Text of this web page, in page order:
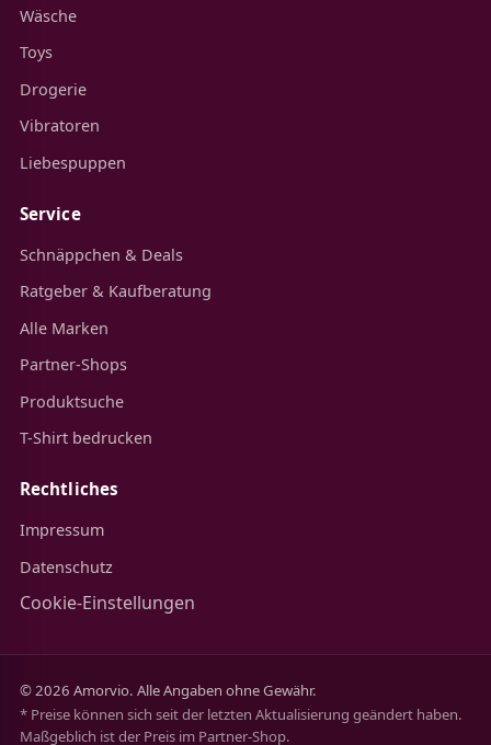
Wäsche
Toys
Drogerie
Vibratoren
Liebespuppen
Service
Schnäppchen & Deals
Ratgeber & Kaufberatung
Alle Marken
Partner-Shops
Produktsuche
T-Shirt bedrucken
Rechtliches
Impressum
Datenschutz
Cookie-Einstellungen
© 2026 Amorvio. Alle Angaben ohne Gewähr.
* Preise können sich seit der letzten Aktualisierung geändert haben.
Maßgeblich ist der Preis im Partner-Shop.